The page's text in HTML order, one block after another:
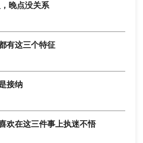
晚点没关系
有这三个特征
接纳
欢在这三件事上执迷不悟